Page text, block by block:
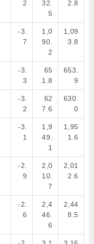
2
32.
5
2.8
-3.
7
1,0
90.
2
1,09
3.8
-3.
3
65
1.8
653.
9
-3.
2
62
7.6
630.
0
-3.
1
1,9
49.
1
1,95
1.6
-2.
9
2,0
10.
7
2,01
2.6
-2.
6
2,4
46.
6
2,44
8.5